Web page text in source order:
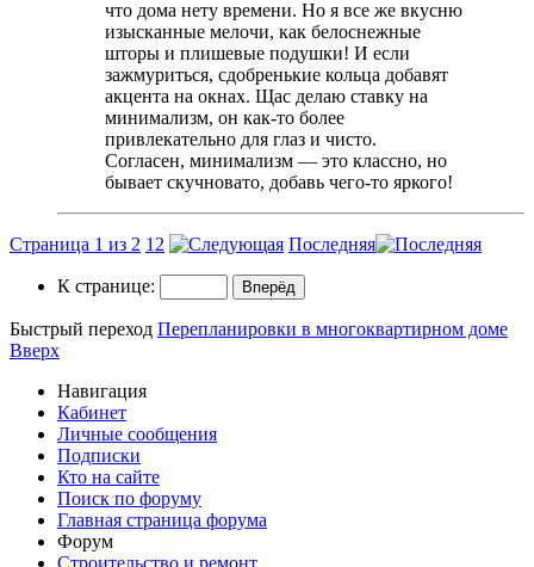
что дома нету времени. Но я все же вкусню
изысканные мелочи, как белоснежные
шторы и плишевые подушки! И если
зажмуриться, сдобренькие кольца добавят
акцента на окнах. Щас делаю ставку на
минимализм, он как-то более
привлекательно для глаз и чисто.
Согласен, минимализм — это классно, но
бывает скучновато, добавь чего-то яркого!
Страница 1 из 2 1 2 Последняя
К странице:
Быстрый переход Перепланировки в многоквартирном доме
Вверх
Навигация
Кабинет
Личные сообщения
Подписки
Кто на сайте
Поиск по форуму
Главная страница форума
Форум